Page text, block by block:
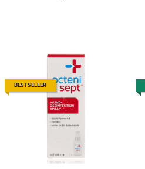
BESTSELLER